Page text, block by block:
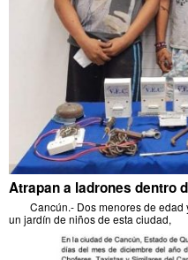
Atrapan a ladrones dentro
Cancún.- Dos menores de edad
un jardín de niños de esta ciudad,